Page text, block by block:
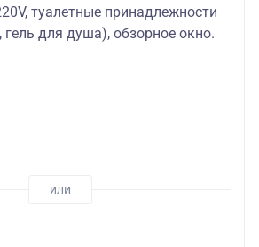
туалетные принадлежности
для душа), обзорное окно.